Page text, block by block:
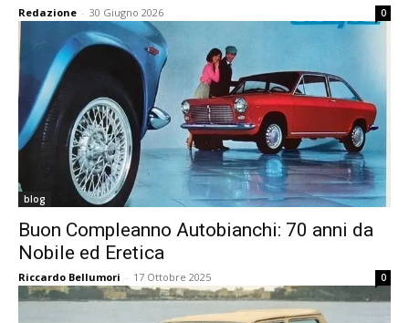
Redazione - 30 Giugno 2026 0
blog
Buon Compleanno Autobianchi: 70 anni da
Nobile ed Eretica
Riccardo Bellumori - 17 Ottobre 2025 0